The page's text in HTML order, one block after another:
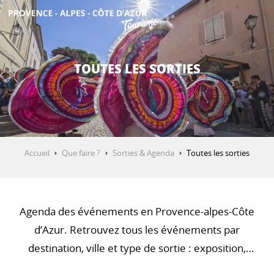
Aller
contenu
principal
DÉCOUVRIR
QUE FAIRE ?
SÉJOURNER
TOUTES LES SORTIES
Accueil Que faire ? Sorties & Agenda Toutes les sorties
Agenda des événements en Provence-alpes-Côte
d’Azur. Retrouvez tous les événements par
destination, ville et type de sortie : exposition,